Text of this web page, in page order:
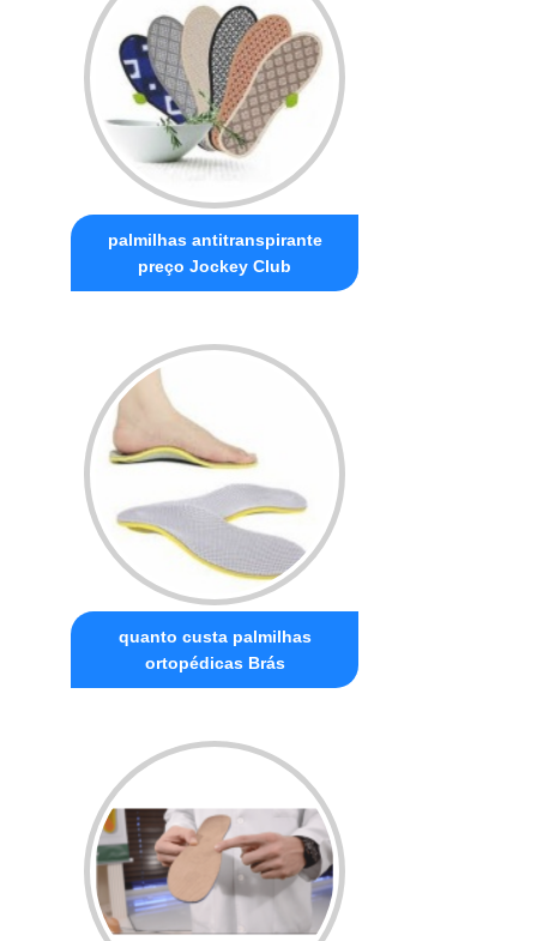
palmilhas antitranspirante
preço Jockey Club
quanto custa palmilhas
ortopédicas Brás